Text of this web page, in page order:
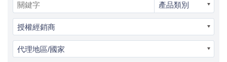
產品類別
授權經銷商
代理地區/國家